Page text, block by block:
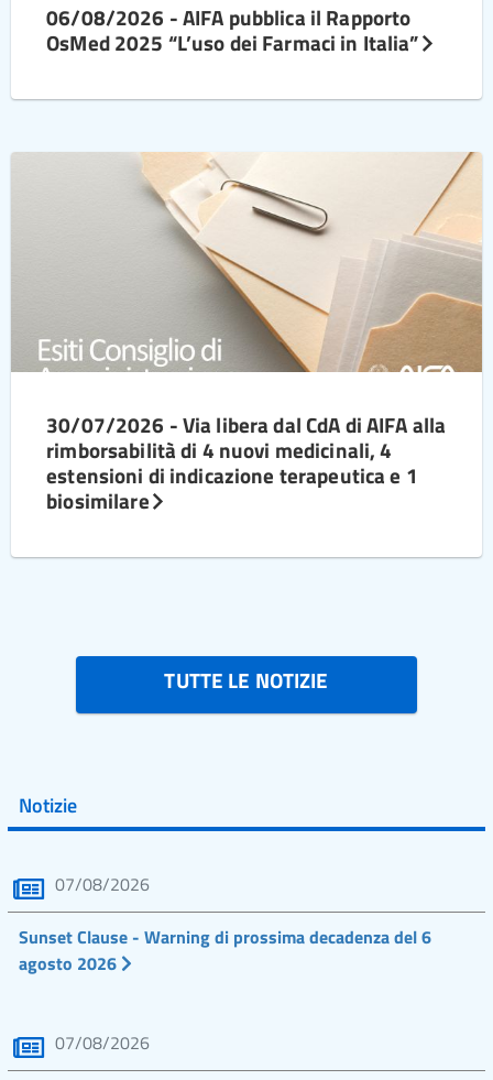
06/08/2026 - AIFA pubblica il Rapporto
OsMed 2025 “L’uso dei Farmaci in Italia”
30/07/2026 - Via libera dal CdA di AIFA alla
rimborsabilità di 4 nuovi medicinali, 4
estensioni di indicazione terapeutica e 1
biosimilare
TUTTE LE NOTIZIE
Notizie
07/08/2026
Sunset Clause - Warning di prossima decadenza del 6
agosto 2026
07/08/2026